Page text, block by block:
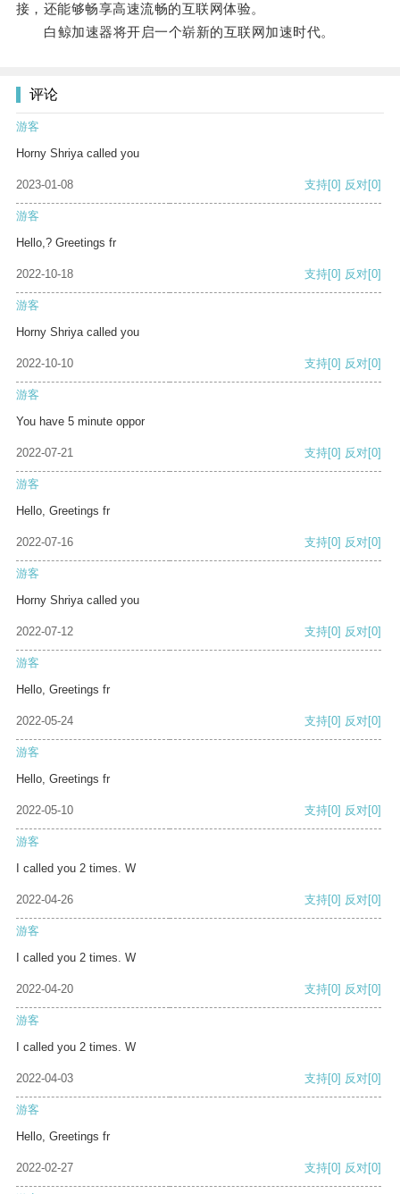
接，还能够畅享高速流畅的互联网体验。
白鲸加速器将开启一个崭新的互联网加速时代。
评论
游客
Horny Shriya called you
2023-01-08 支持[0] 反对[0]
游客
Hello,? Greetings fr
2022-10-18 支持[0] 反对[0]
游客
Horny Shriya called you
2022-10-10 支持[0] 反对[0]
游客
You have 5 minute oppor
2022-07-21 支持[0] 反对[0]
游客
Hello, Greetings fr
2022-07-16 支持[0] 反对[0]
游客
Horny Shriya called you
2022-07-12 支持[0] 反对[0]
游客
Hello, Greetings fr
2022-05-24 支持[0] 反对[0]
游客
Hello, Greetings fr
2022-05-10 支持[0] 反对[0]
游客
I called you 2 times. W
2022-04-26 支持[0] 反对[0]
游客
I called you 2 times. W
2022-04-20 支持[0] 反对[0]
游客
I called you 2 times. W
2022-04-03 支持[0] 反对[0]
游客
Hello, Greetings fr
2022-02-27 支持[0] 反对[0]